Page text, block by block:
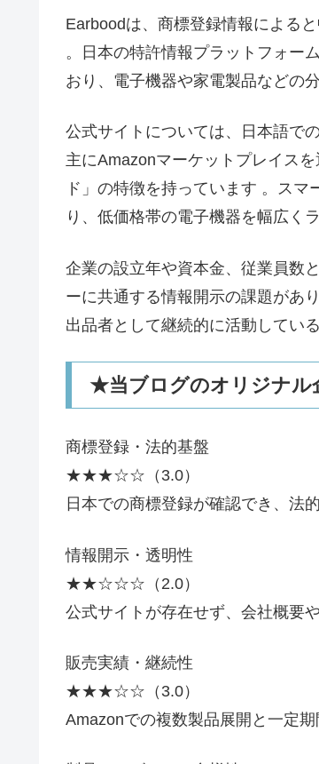
Earboodは、商標登録情報による
。日本の特許情報プラットフォー
おり、電子機器や家電製品などの
公式サイトについては、日本語で
主にAmazonマーケットプレイス
ド」の特徴を持っています 。ス
り、低価格帯の電子機器を幅広く
企業の設立年や資本金、従業員数
ーに共通する情報開示の課題があ
出品者として継続的に活動してい
★当ブログのオリジナル
商標登録・法的基盤
★★★☆☆（3.0）
日本での商標登録が確認でき、法
情報開示・透明性
★★☆☆☆（2.0）
公式サイトが存在せず、会社概要
販売実績・継続性
★★★☆☆（3.0）
Amazonでの複数製品展開と一定